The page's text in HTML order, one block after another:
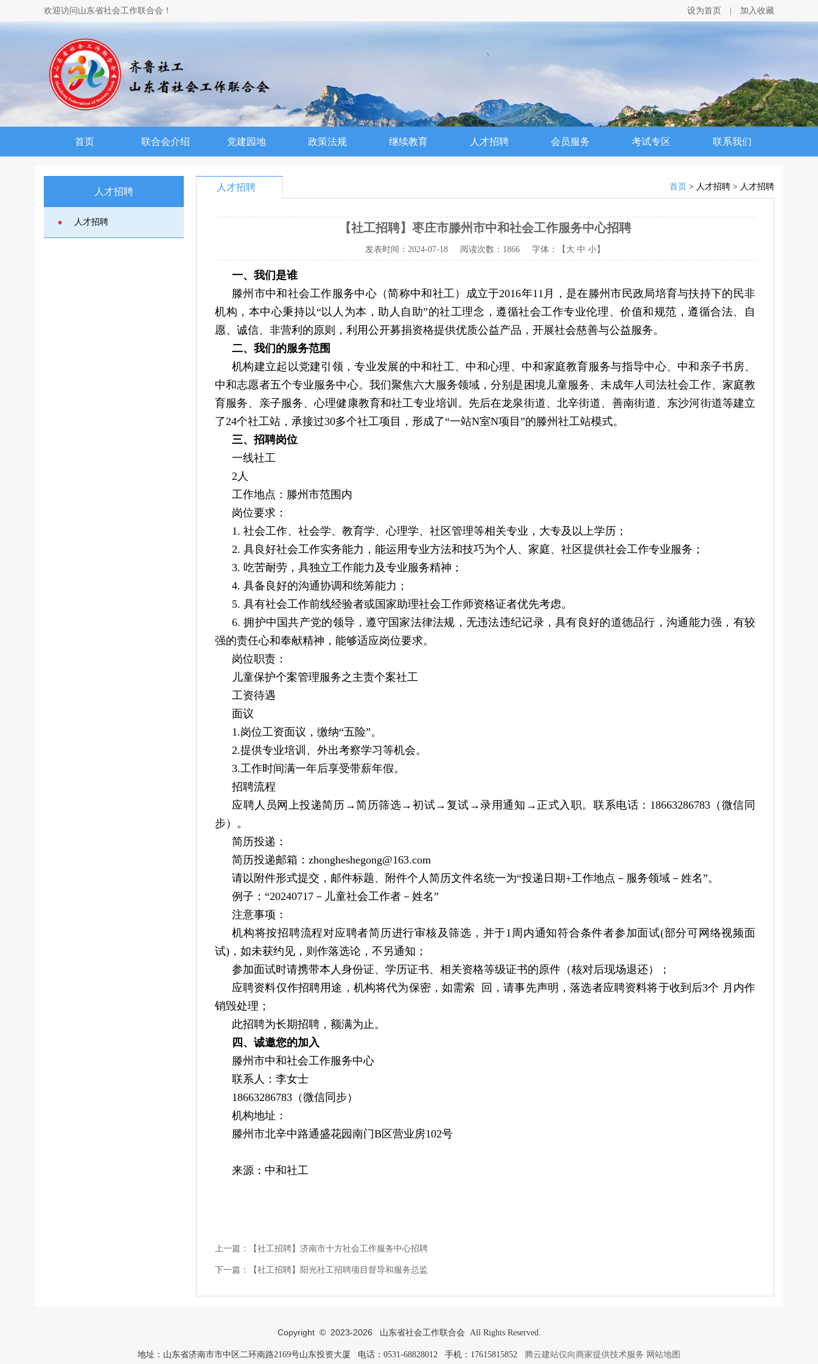
欢迎访问山东省社会工作联合会！ 设为首页 加入收藏
首页 联合会介绍 党建园地 政策法规 继续教育 人才招聘 会员服务 考试专区 联系我们
人才招聘
人才招聘
人才招聘 首页 > 人才招聘 > 人才招聘
【社工招聘】枣庄市滕州市中和社会工作服务中心招聘
发表时间： 2024-07-18 阅读次数： 1866 字体：【 大 中 小】
一、我们是谁
滕州市中和社会工作服务中心（简称中和社工）成立于2016年11月，是在滕州市民政局培育与扶持下的民非
机构，本中心秉持以“以人为本，助人自助”的社工理念，遵循社会工作专业伦理、价值和规范，遵循合法、自
愿、诚信、非营利的原则，利用公开募捐资格提供优质公益产品，开展社会慈善与公益服务。
二、我们的服务范围
机构建立起以党建引领，专业发展的中和社工、中和心理、中和家庭教育服务与指导中心、中和亲子书房、
中和志愿者五个专业服务中心。我们聚焦六大服务领域，分别是困境儿童服务、未成年人司法社会工作、家庭教
育服务、亲子服务、心理健康教育和社工专业培训。先后在龙泉街道、北辛街道、善南街道、东沙河街道等建立
了24个社工站，承接过30多个社工项目，形成了“一站N室N项目”的滕州社工站模式。
三、招聘岗位
一线社工
2人
工作地点：滕州市范围内
岗位要求：
1. 社会工作、社会学、教育学、心理学、社区管理等相关专业，大专及以上学历；
2. 具良好社会工作实务能力，能运用专业方法和技巧为个人、家庭、社区提供社会工作专业服务；
3. 吃苦耐劳，具独立工作能力及专业服务精神；
4. 具备良好的沟通协调和统筹能力；
5. 具有社会工作前线经验者或国家助理社会工作师资格证者优先考虑。
6. 拥护中国共产党的领导，遵守国家法律法规，无违法违纪记录，具有良好的道德品行，沟通能力强，有较
强的责任心和奉献精神，能够适应岗位要求。
岗位职责：
儿童保护个案管理服务之主责个案社工
工资待遇
面议
1.岗位工资面议，缴纳“五险”。
2.提供专业培训、外出考察学习等机会。
3.工作时间满一年后享受带薪年假。
招聘流程
应聘人员网上投递简历→简历筛选→初试→复试→录用通知→正式入职。联系电话：18663286783（微信同
步）。
简历投递：
简历投递邮箱：zhongheshegong@163.com
请以附件形式提交，邮件标题、附件个人简历文件名统一为“投递日期+工作地点－服务领域－姓名”。
例子：“20240717－儿童社会工作者－姓名”
注意事项：
机构将按招聘流程对应聘者简历进行审核及筛选，并于1周内通知符合条件者参加面试(部分可网络视频面
试)，如未获约见，则作落选论，不另通知；
参加面试时请携带本人身份证、学历证书、相关资格等级证书的原件（核对后现场退还）；
应聘资料仅作招聘用途，机构将代为保密，如需索 回，请事先声明，落选者应聘资料将于收到后3个 月内作
销毁处理；
此招聘为长期招聘，额满为止。
四、诚邀您的加入
滕州市中和社会工作服务中心
联系人：李女士
18663286783（微信同步）
机构地址：
滕州市北辛中路通盛花园南门B区营业房102号
来源：中和社工
上一篇： 【社工招聘】济南市十方社会工作服务中心招聘
下一篇： 【社工招聘】阳光社工招聘项目督导和服务总监
Copyright © 2023-2026 山东省社会工作联合会 All Rights Reserved.
地址：山东省济南市市中区二环南路2169号山东投资大厦 电话：0531-68828012 手机：17615815852 腾云建站仅向商家提供技术服务 网站地图